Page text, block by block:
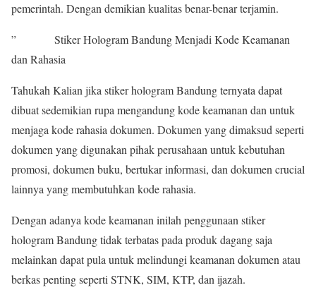
pemerintah. Dengan demikian kualitas benar-benar terjamin.
” Stiker Hologram Bandung Menjadi Kode Keamanan
dan Rahasia
Tahukah Kalian jika stiker hologram Bandung ternyata dapat
dibuat sedemikian rupa mengandung kode keamanan dan untuk
menjaga kode rahasia dokumen. Dokumen yang dimaksud seperti
dokumen yang digunakan pihak perusahaan untuk kebutuhan
promosi, dokumen buku, bertukar informasi, dan dokumen crucial
lainnya yang membutuhkan kode rahasia.
Dengan adanya kode keamanan inilah penggunaan stiker
hologram Bandung tidak terbatas pada produk dagang saja
melainkan dapat pula untuk melindungi keamanan dokumen atau
berkas penting seperti STNK, SIM, KTP, dan ijazah.